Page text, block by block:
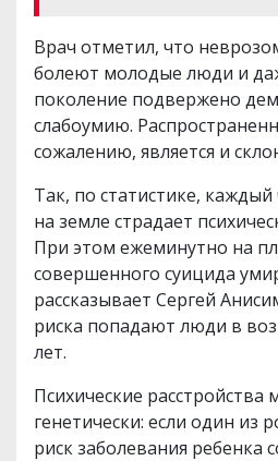
Врач отметил, что
болеют молодые люди и
поколение подвержено
слабоумию.
сожалению, является и
Так, по статистике,
на земле страдает
При этом ежеминутно на
совершенного суицида
рассказывает Сергей
риска попадают люди в
лет.
Психические расстройства
генетически: если один из
риск заболевания ребенка